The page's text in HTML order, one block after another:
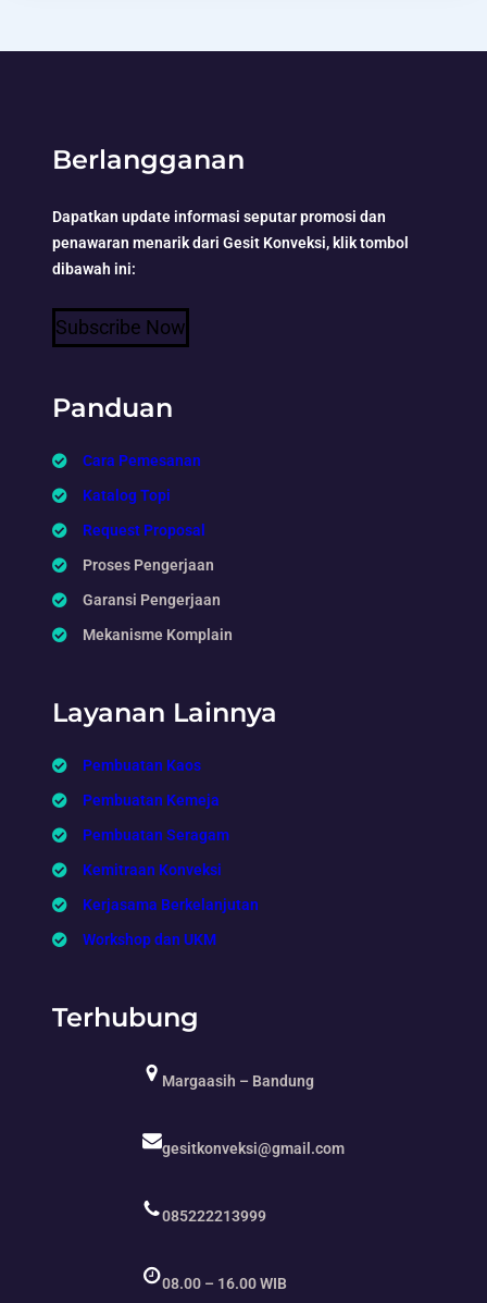
Berlangganan
Dapatkan update informasi seputar promosi dan
penawaran menarik dari Gesit Konveksi, klik tombol
dibawah ini:
Subscribe Now
Panduan
Cara Pemesanan
Katalog Topi
Request Proposal
Proses Pengerjaan
Garansi Pengerjaan
Mekanisme Komplain
Layanan Lainnya
Pembuatan Kaos
Pembuatan Kemeja
Pembuatan Seragam
Kemitraan Konveksi
Kerjasama Berkelanjutan
Workshop dan UKM
Terhubung
Margaasih – Bandung
gesitkonveksi@gmail.com
085222213999
08.00 – 16.00 WIB